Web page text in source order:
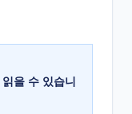
을 수 있습니